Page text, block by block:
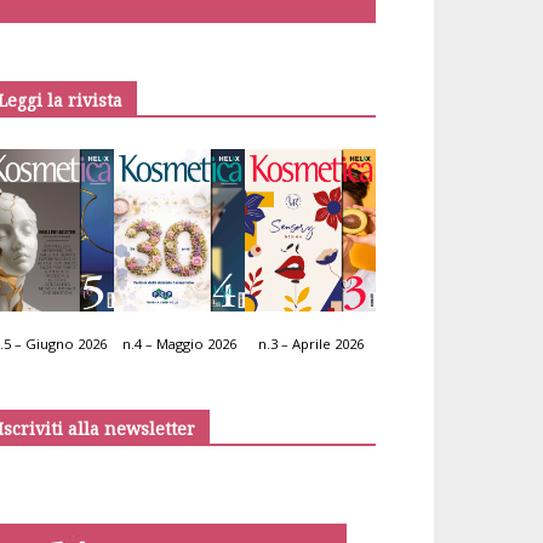
la rivista
– Giugno 2026 n.4 – Maggio 2026 n.3 – Aprile 2026
alla newsletter